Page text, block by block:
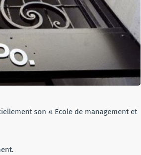
son « Ecole de management et